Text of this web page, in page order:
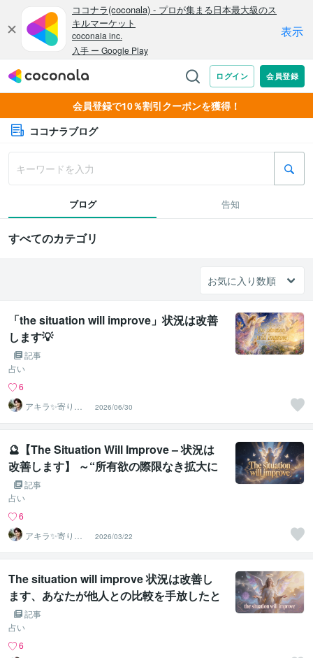
会員登録で10％割引クーポンを獲得！
ココナラブログ
ブログ 告知
すべてのカテゴリ
「the situation will improve」状況は改善
します💡
記事
占い
6
アキラ✨寄り添
う聴き手 迷い不
安の相談室
2026/06/30
🔮【The Situation Will Improve – 状況は
改善します】 ～“所有欲の際限なき拡大に
よる心の重荷”～
記事
占い
6
アキラ✨寄り添
う聴き手 迷い不
安の相談室
2026/03/22
The situation will improve 状況は改善し
ます、あなたが他人との比較を手放したと
き、停滞していた現実が静かに動き出すこ
とを教えています。
記事
占い
6